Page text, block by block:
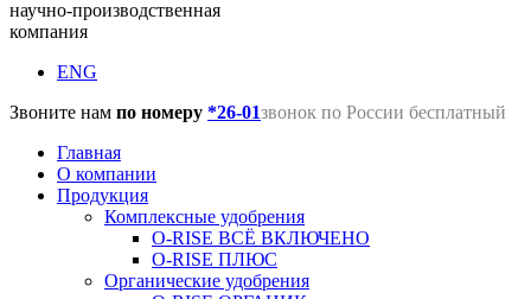
научно-производственная
компания
ENG
Звоните нам по номеру *26-01звонок по России бесплатный
Главная
О компании
Продукция
Комплексные удобрения
O-RISE ВСЁ ВКЛЮЧЕНО
O-RISE ПЛЮС
Органические удобрения